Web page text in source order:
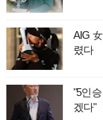
AIG
렸다
"5인
겠다"